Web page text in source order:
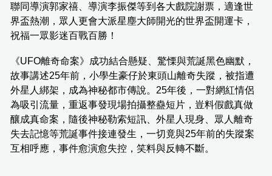
聯同導演郭家禧、導演李振傑等到各大戲院謝票，適逢世
界盃熱潮，眾人更會大派星塵大師開光的世界盃開運卡，
祝福一眾影迷百戰百勝！
《UFO離奇命案》成功結合懸疑、驚慄與荒誕黑色幽默，
故事講述25年前，小學生豪仔於東頭山離奇失蹤，被指遭
外星人綁架，成為神秘都市傳說。25年後，一對網紅情侶
為吸引流量，重返事發現場拍攝整蠱短片，豈料假戲真做
釀成真命案，隨後神秘勒索短訊、外星人現身、眾人離奇
失去記憶等荒誕事件接連發生，一切竟與25年前的失蹤案
互相呼應，事件愈演愈失控，笑料與反轉不斷。